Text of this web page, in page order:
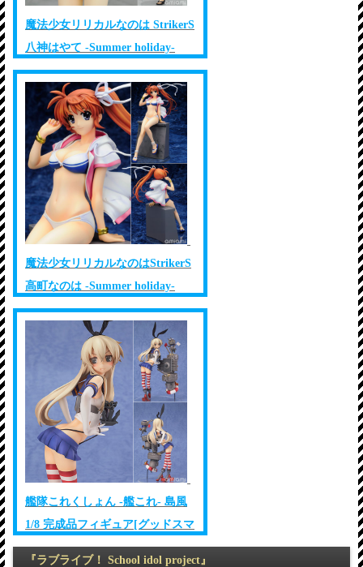
魔法少女リリカルなのは StrikerS
八神はやて -Summer holiday-
魔法少女リリカルなのはStrikerS
高町なのは -Summer holiday-
艦隊これくしょん -艦これ- 島風
1/8 完成品フィギュア[グッドスマ
イルカンパニー]
『ラブライブ！ School idol project』